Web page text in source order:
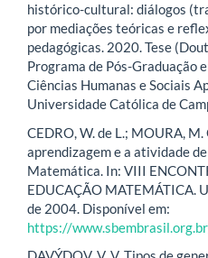
histórico-cultural: diálogos
por mediações teóricas e
pedagógicas. 2020. Tese
Programa de Pós-Graduação
Ciências Humanas e Sociais
Universidade Católica de
CEDRO, W. de L.; MOURA, M.
aprendizagem e a atividade
Matemática. In: VIII
EDUCAÇÃO MATEMÁTICA.
de 2004. Disponível em:
https://